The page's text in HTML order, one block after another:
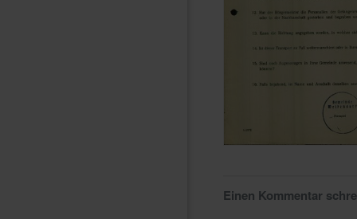
Einen Kommentar